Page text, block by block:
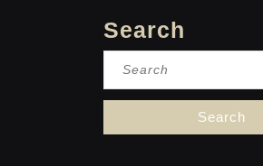
Search